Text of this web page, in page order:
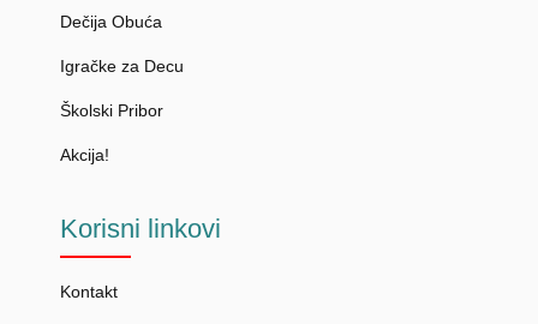
Dečija Obuća
Igračke za Decu
Školski Pribor
Akcija!
Korisni linkovi
Kontakt